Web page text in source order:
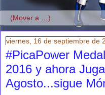
viernes, 16 de septiembre de
#PicaPower
2016 y ahora
Agosto...sigue